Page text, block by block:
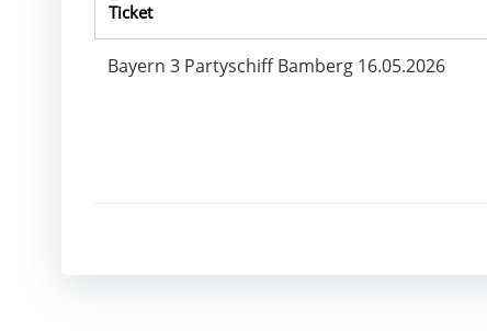
Ticket
Bayern 3 Partyschiff Bamberg 16.05.2026